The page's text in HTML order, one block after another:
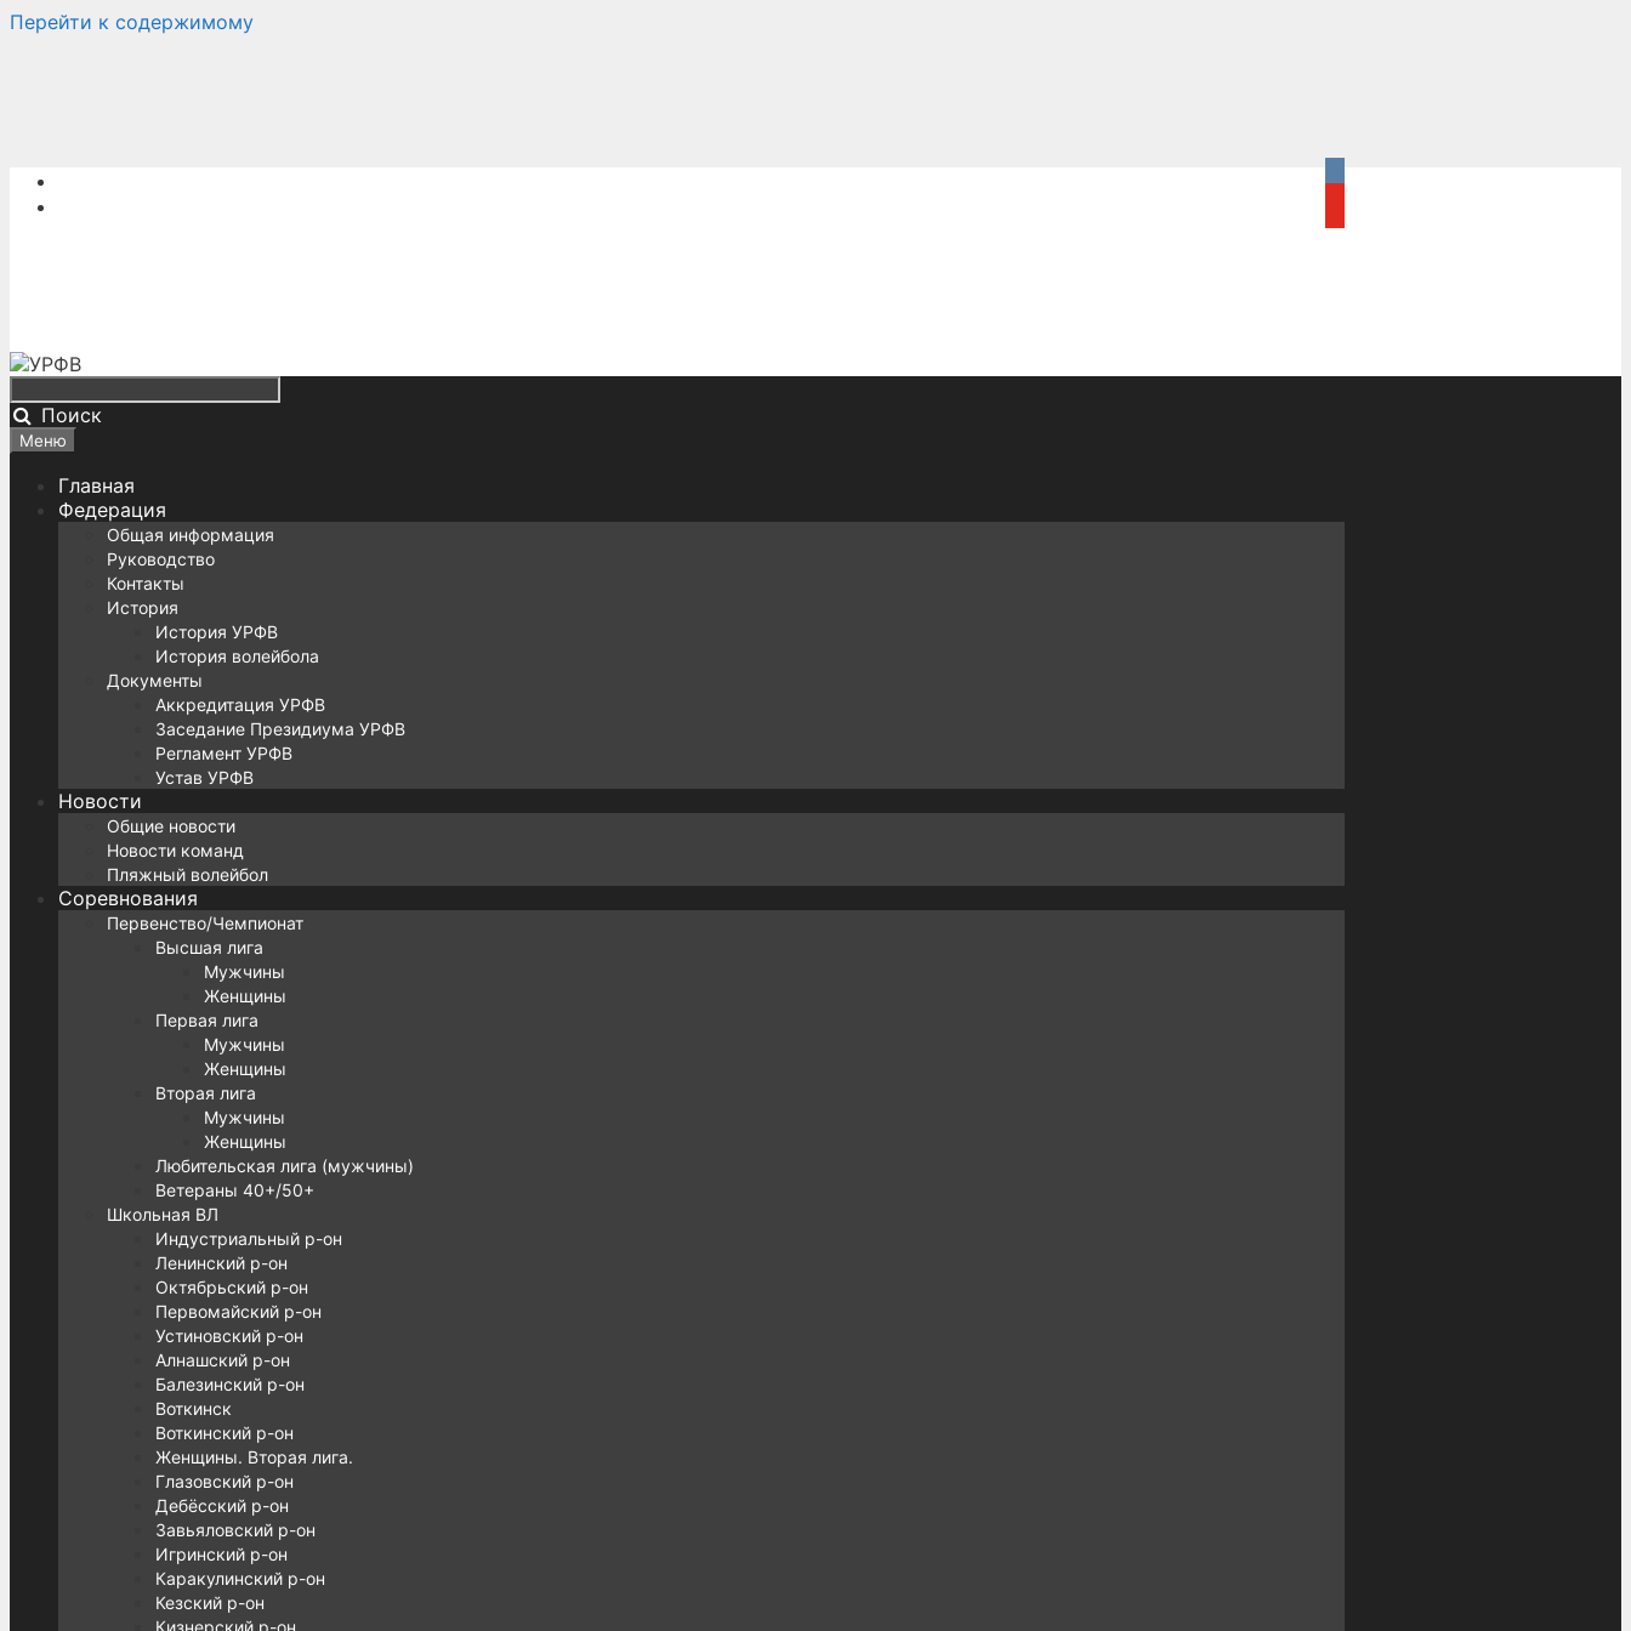
Перейти к содержимому
Поиск
Меню
Главная
Федерация
Общая информация
Руководство
Контакты
История
История УРФВ
История волейбола
Документы
Аккредитация УРФВ
Заседание Президиума УРФВ
Регламент УРФВ
Устав УРФВ
Новости
Общие новости
Новости команд
Пляжный волейбол
Соревнования
Первенство/Чемпионат
Высшая лига
Мужчины
Женщины
Первая лига
Мужчины
Женщины
Вторая лига
Мужчины
Женщины
Любительская лига (мужчины)
Ветераны 40+/50+
Школьная ВЛ
Индустриальный р-он
Ленинский р-он
Октябрьский р-он
Первомайский р-он
Устиновский р-он
Алнашский р-он
Балезинский р-он
Воткинск
Воткинский р-он
Женщины. Вторая лига.
Глазовский р-он
Дебёсский р-он
Завьяловский р-он
Игринский р-он
Каракулинский р-он
Кезский р-он
Кизнерский р-он